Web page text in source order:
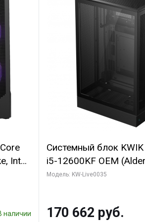
Intel
наличии
Системный блок
i5-12600KF OEM
7, C10 4EC/6PC// 64
SSD)
Модель: KW-Live0035
170 662 руб.